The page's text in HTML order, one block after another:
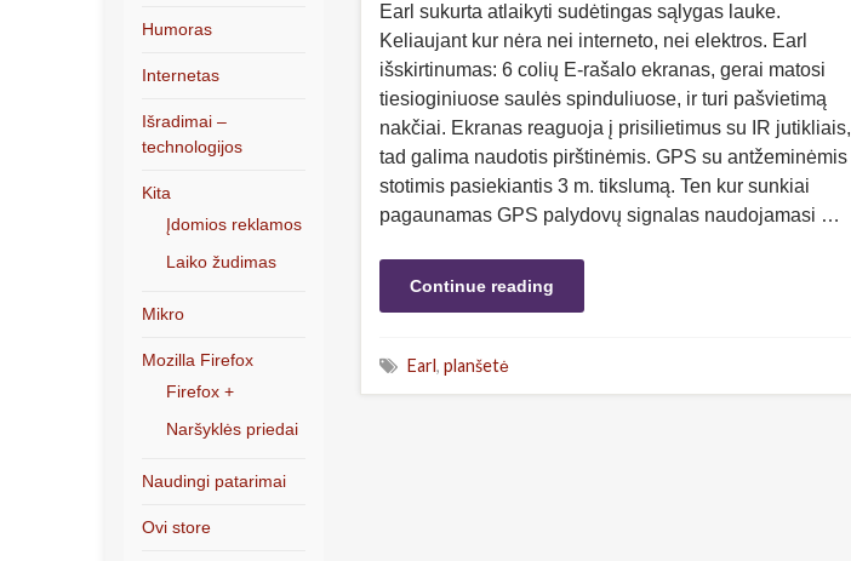
Earl sukurta atlaikyti sudėtingas sąlygas lauke.
Keliaujant kur nėra nei interneto, nei elektros. Earl
išskirtinumas: 6 colių E-rašalo ekranas, gerai matosi
tiesioginiuose saulės spinduliuose, ir turi pašvietimą
nakčiai. Ekranas reaguoja į prisilietimus su IR jutikliais,
tad galima naudotis pirštinėmis. GPS su antžeminėmis
stotimis pasiekiantis 3 m. tikslumą. Ten kur sunkiai
pagaunamas GPS palydovų signalas naudojamasi …
Continue reading
Earl, planšetė
Humoras
Internetas
Išradimai –
technologijos
Kita
Įdomios reklamos
Laiko žudimas
Mikro
Mozilla Firefox
Firefox +
Naršyklės priedai
Naudingi patarimai
Ovi store